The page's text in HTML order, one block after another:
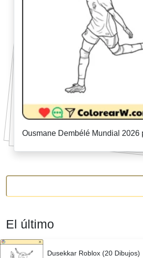
Ousmane Dembélé Mundial 2026
El último
Dusekkar Roblox (20 Dibujos)